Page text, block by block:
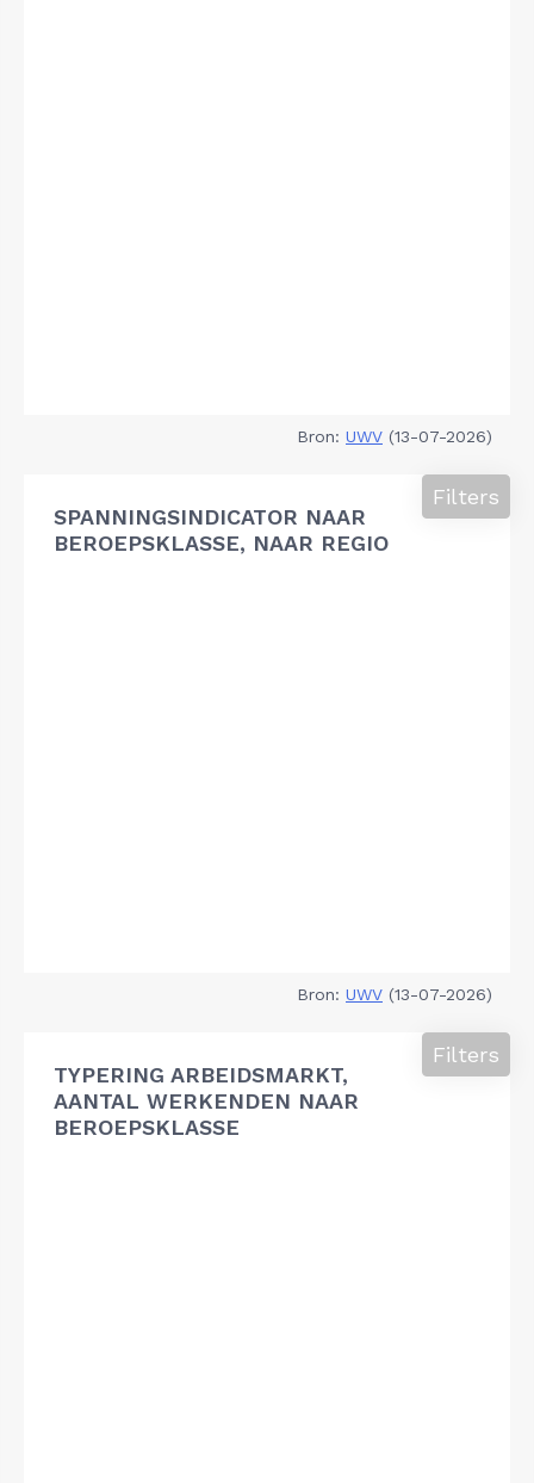
Bron: UWV (13-07-2026)
SPANNINGSINDICATOR NAAR
BEROEPSKLASSE, NAAR REGIO
Filters
Bron: UWV (13-07-2026)
TYPERING ARBEIDSMARKT,
AANTAL WERKENDEN NAAR
BEROEPSKLASSE
Filters